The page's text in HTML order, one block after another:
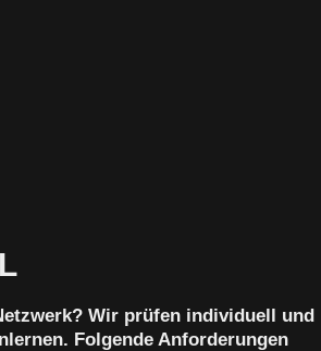
Wir prüfen individuell und
Folgende Anforderungen